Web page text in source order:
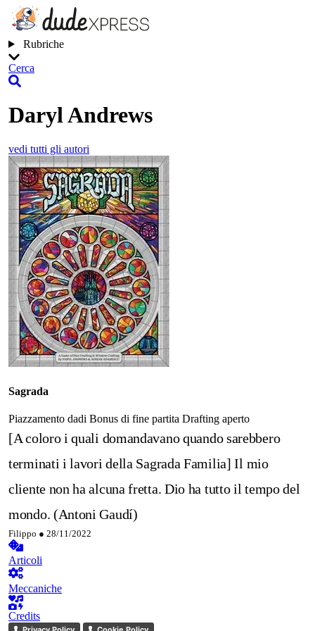
Rubriche
Cerca
Daryl Andrews
vedi tutti gli autori
Sagrada
Piazzamento dadi Bonus di fine partita Drafting aperto
[A coloro i quali domandavano quando sarebbero
terminati i lavori della Sagrada Familia] Il mio
cliente non ha alcuna fretta. Dio ha tutto il tempo del
mondo. (Antoni Gaudí)
Filippo ● 28/11/2022
Articoli
Meccaniche
Credits